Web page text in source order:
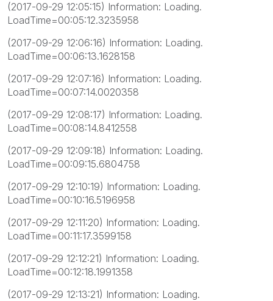
(2017-09-29 12:05:15) Information: Loading.
LoadTime=00:05:12.3235958
(2017-09-29 12:06:16) Information: Loading.
LoadTime=00:06:13.1628158
(2017-09-29 12:07:16) Information: Loading.
LoadTime=00:07:14.0020358
(2017-09-29 12:08:17) Information: Loading.
LoadTime=00:08:14.8412558
(2017-09-29 12:09:18) Information: Loading.
LoadTime=00:09:15.6804758
(2017-09-29 12:10:19) Information: Loading.
LoadTime=00:10:16.5196958
(2017-09-29 12:11:20) Information: Loading.
LoadTime=00:11:17.3599158
(2017-09-29 12:12:21) Information: Loading.
LoadTime=00:12:18.1991358
(2017-09-29 12:13:21) Information: Loading.